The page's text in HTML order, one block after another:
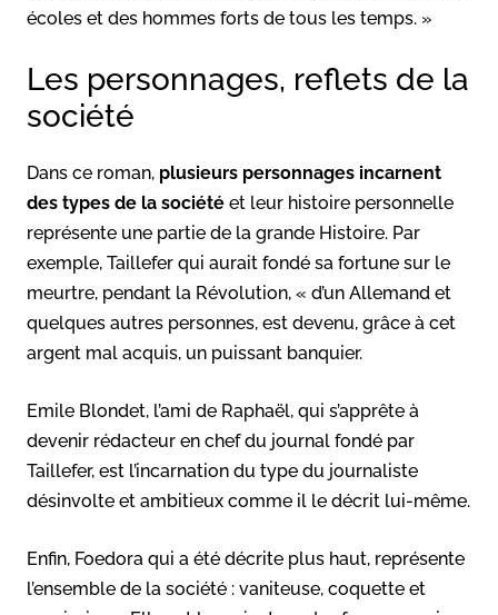
écoles et des hommes forts de tous les temps. »
Les personnages, reflets de la
société
Dans ce roman, plusieurs personnages incarnent
des types de la société et leur histoire personnelle
représente une partie de la grande Histoire. Par
exemple, Taillefer qui aurait fondé sa fortune sur le
meurtre, pendant la Révolution, « d’un Allemand et
quelques autres personnes, est devenu, grâce à cet
argent mal acquis, un puissant banquier.
Emile Blondet, l’ami de Raphaël, qui s’apprête à
devenir rédacteur en chef du journal fondé par
Taillefer, est l’incarnation du type du journaliste
désinvolte et ambitieux comme il le décrit lui-même.
Enfin, Foedora qui a été décrite plus haut, représente
l’ensemble de la société : vaniteuse, coquette et